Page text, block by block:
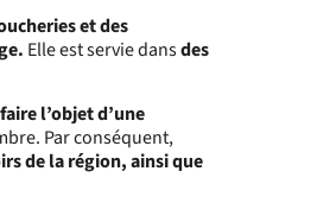
et des
Elle est servie dansdes
l’objet d’une
Par conséquent,
de la région, ainsi que